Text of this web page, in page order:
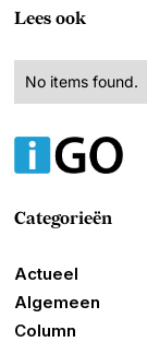
Lees ook
No items found.
Categorieën
Actueel
Algemeen
Column